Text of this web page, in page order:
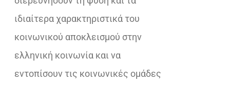
ιδιαίτερα χαρακτηριστικά του
κοινωνικού αποκλεισμού στην
ελληνική κοινωνία και να
εντοπίσουν τις κοινωνικές ομάδες